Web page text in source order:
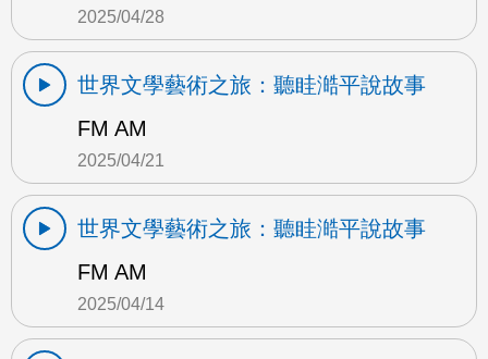
2025/04/28
世界文學藝術之旅：聽眭澔平說故事
FM AM
2025/04/21
世界文學藝術之旅：聽眭澔平說故事
FM AM
2025/04/14